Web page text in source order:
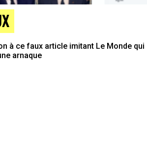
à ce faux article imitant Le Monde qui
arnaque